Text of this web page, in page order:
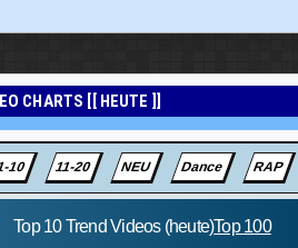
CHARTS [[ HEUTE ]]